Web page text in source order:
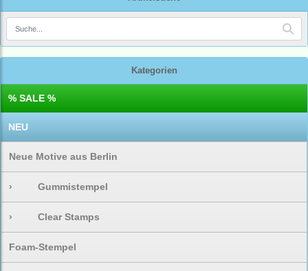
Kategorien
% SALE %
NEU
Neue Motive aus Berlin
› Gummistempel
› Clear Stamps
Foam-Stempel